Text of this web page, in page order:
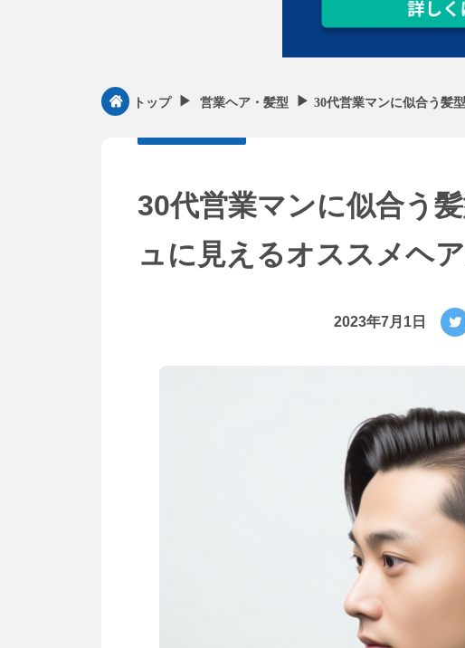
トップ ▶︎ 営業ヘア・髪型 ▶︎ 30代営業マンに似合う髪
30代営業マンに似合う
ュに見えるオススメヘ
2023年7月1日